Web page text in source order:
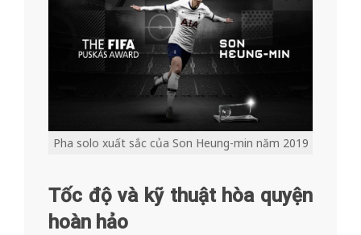
Pha solo xuất sắc của Son Heung-min năm 2019
Tốc độ và kỹ thuật hòa quyện
hoàn hảo